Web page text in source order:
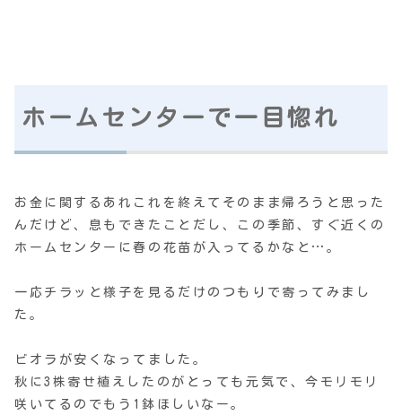
ホームセンターで一目惚れ
お金に関するあれこれを終えてそのまま帰ろうと思った
んだけど、息もできたことだし、この季節、すぐ近くの
ホームセンターに春の花苗が入ってるかなと…。
一応チラッと様子を見るだけのつもりで寄ってみまし
た。
ビオラが安くなってました。
秋に3株寄せ植えしたのがとっても元気で、今モリモリ
咲いてるのでもう1鉢ほしいなー。